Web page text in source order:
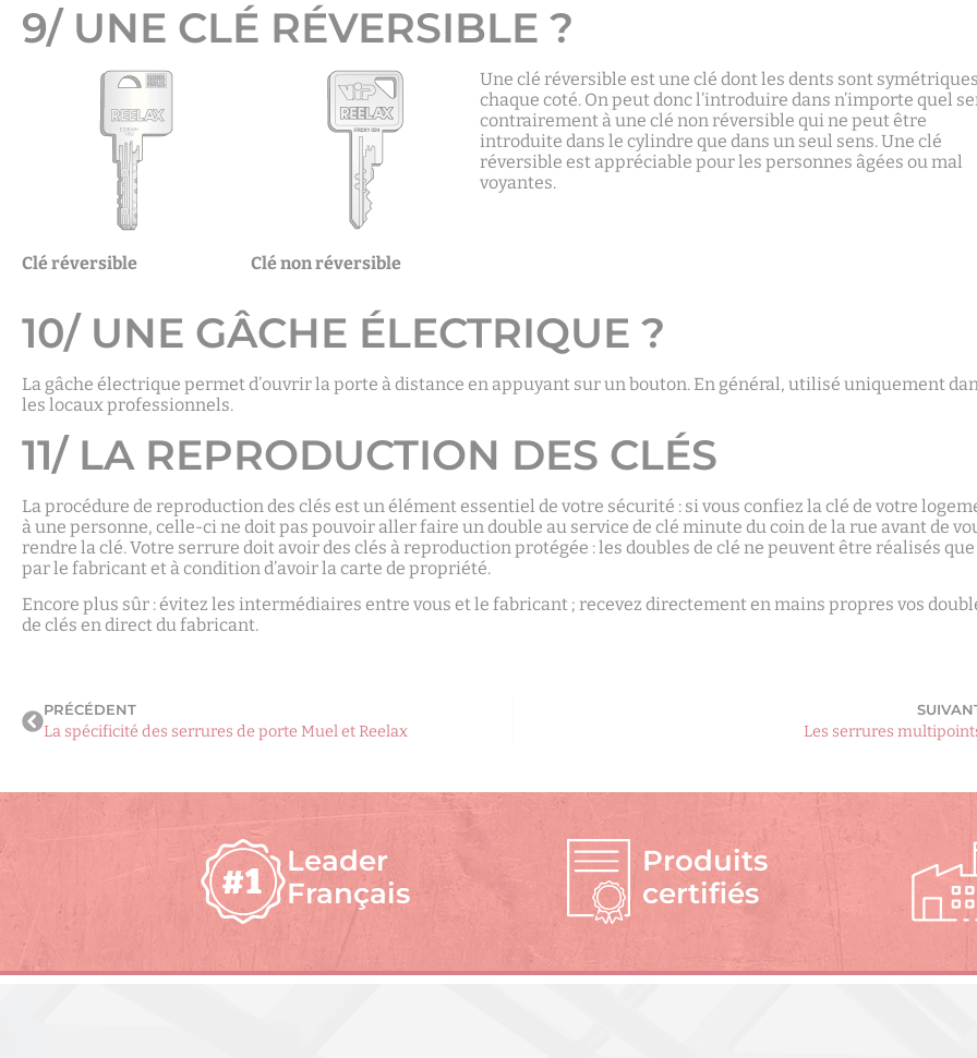
9/ UNE CLÉ RÉVERSIBLE ?
Clé réversible Clé non réversible
Une clé réversible est une clé dont les dents sont
chaque coté. On peut donc l’introduire dans n’importe quel
contrairement à une clé non réversible qui ne peut être
introduite dans le cylindre que dans un seul sens. Une clé
réversible est appréciable pour les personnes âgées ou mal
voyantes.
10/ UNE GÂCHE ÉLECTRIQUE ?
La gâche électrique permet d’ouvrir la porte à distance en appuyant sur un bouton. En général, utilisé uniquement
les locaux professionnels.
11/ LA REPRODUCTION DES CLÉS
La procédure de reproduction des clés est un élément essentiel de votre sécurité : si vous confiez la clé de votre
à une personne, celle-ci ne doit pas pouvoir aller faire un double au service de clé minute du coin de la rue avant de
rendre la clé. Votre serrure doit avoir des clés à reproduction protégée : les doubles de clé ne peuvent être réalisés que
par le fabricant et à condition d’avoir la carte de propriété.
Encore plus sûr : évitez les intermédiaires entre vous et le fabricant ; recevez directement en mains propres vos
de clés en direct du fabricant.
PRÉCÉDENT
La spécificité des serrures de porte Muel et Reelax Les serrures
Leader
Français
Produits
certifiés